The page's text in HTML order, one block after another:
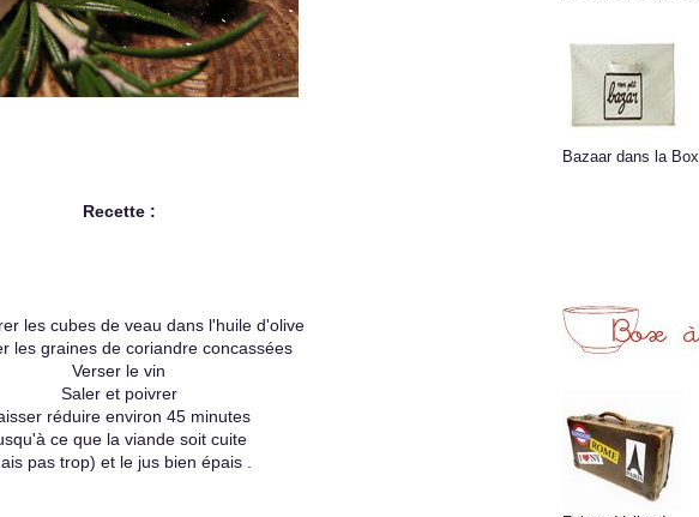
Recette :
les cubes de veau dans l'huile d'olive
les graines de coriandre concassées
Verser le vin
Saler et poivrer
réduire environ 45 minutes
ce que la viande soit cuite
pas trop) et le jus bien épais .
Bazaar dans la Box